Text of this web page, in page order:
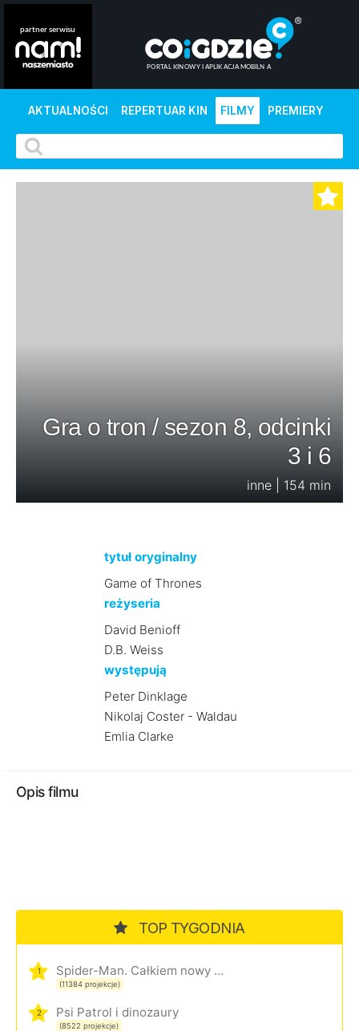
AKTUALNOŚCI REPERTUAR KIN FILMY PREMIERY
Gra o tron / sezon 8, odcinki
3 i 6
inne | 154 min
tytuł oryginalny
Game of Thrones
reżyseria
David Benioff
D.B. Weiss
występują
Peter Dinklage
Nikolaj Coster - Waldau
Emlia Clarke
Opis filmu
TOP TYGODNIA
1 Spider-Man. Całkiem nowy dzień
(11384 projekcje)
2 Psi Patrol i dinozaury
(8522 projekcje)